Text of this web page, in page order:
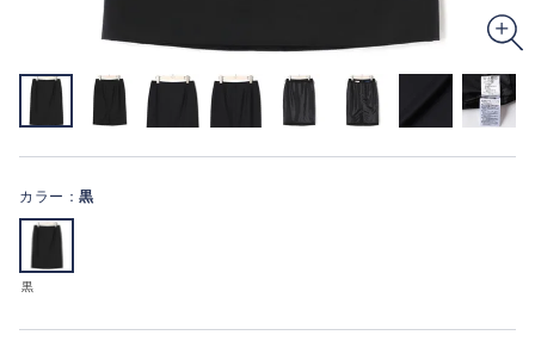
カラー： 黒
黒